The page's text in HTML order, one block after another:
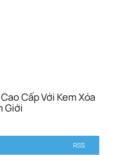
Cấp Với Kem Xóa
Giới
RSS